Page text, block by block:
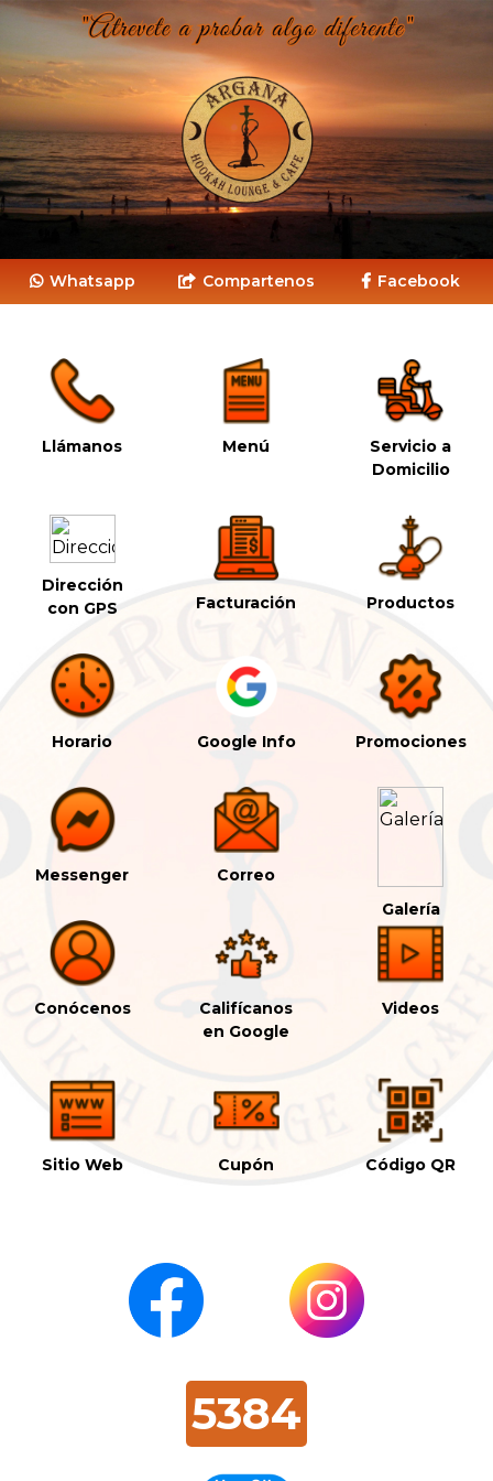
Whatsapp Compartenos Facebook
Llámanos Menú
Servicio a
Domicilio
Dirección
con GPS
Facturación Productos
Horario Google Info Promociones
Messenger
Correo
Galería
Conócenos
Califícanos
en Google
Videos
Sitio Web Cupón Código QR
5384